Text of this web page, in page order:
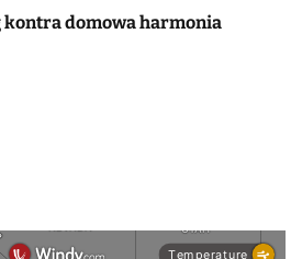
domowa harmonia